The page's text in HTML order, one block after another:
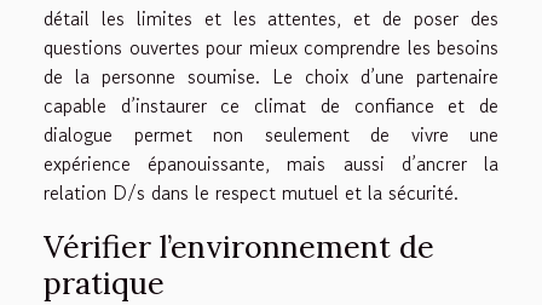
détail les limites et les attentes, et de poser des
questions ouvertes pour mieux comprendre les besoins
de la personne soumise. Le choix d’une partenaire
capable d’instaurer ce climat de confiance et de
dialogue permet non seulement de vivre une
expérience épanouissante, mais aussi d’ancrer la
relation D/s dans le respect mutuel et la sécurité.
Vérifier l’environnement de
pratique